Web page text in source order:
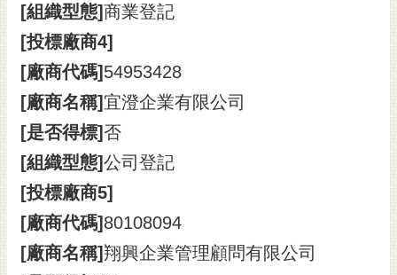
[組織型態]商業登記
[投標廠商4]
[廠商代碼] 54953428
[廠商名稱] 宜澄企業有限公司
[是否得標]否
[組織型態]公司登記
[投標廠商5]
[廠商代碼] 80108094
[廠商名稱]翔興企業管理顧問有限公司